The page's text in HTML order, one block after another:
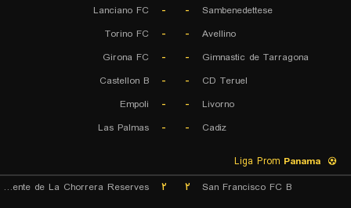
Sambenedettese
-
-
Lanciano FC
Avellino
-
-
Torino FC
Gimnastic de Tarragona
-
-
Girona FC
CD Teruel
-
-
Castellon B
Livorno
-
-
Empoli
Cadiz
-
-
Las Palmas
Panama
San Francisco FC B
۲ ۲ CA Independiente de La Chorrera Reserves